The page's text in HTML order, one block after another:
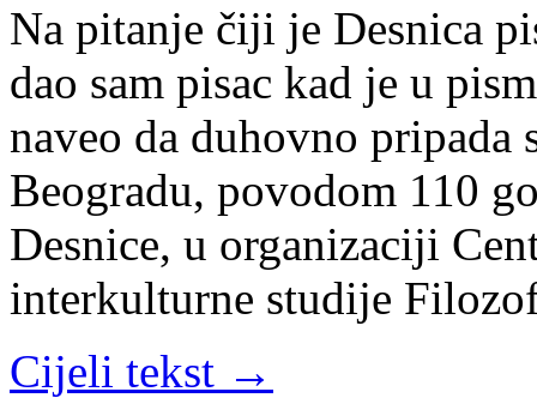
Na pitanje čiji je Desnica
dao sam pisac kad je u
naveo da duhovno
Beogradu, povodom 110
Desnice, u organizaciji
interkulturne studije
Cijeli tekst →